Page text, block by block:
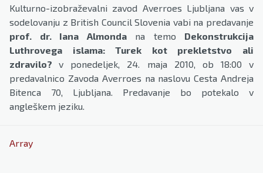
Kulturno-izobraževalni zavod Averroes Ljubljana vas v
sodelovanju z British Council Slovenia vabi na predavanje
prof. dr. Iana Almondana temo Dekonstrukcija
Luthrovega islama: Turek kot prekletstvo ali
zdravilo?v ponedeljek, 24. maja 2010, ob 18:00 v
predavalnico Zavoda Averroes na naslovu Cesta Andreja
Bitenca 70, Ljubljana. Predavanje bo potekalo v
angleškem jeziku.
Array